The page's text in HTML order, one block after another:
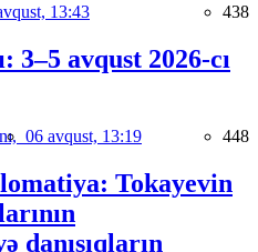
13:43 438
3–5 avqust 2026-cı
06 avqust, 13:19 448
Tokayevin
danışıqların